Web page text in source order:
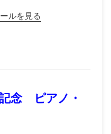
ルを見る
念 ピアノ・